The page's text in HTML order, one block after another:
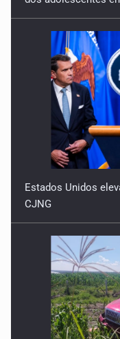
7 de Julio de 2026
Estados Unidos
CJNG